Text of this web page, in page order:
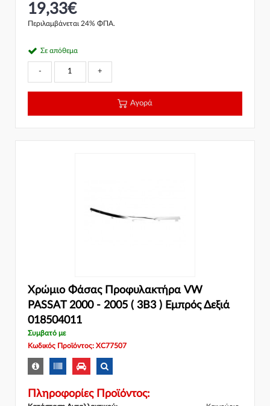
19,33€
Περιλαμβάνεται 24% ΦΠΑ.
Σε απόθεμα
- +
Αγορά
Χρώμιο Φάσας Προφυλακτήρα VW
PASSAT 2000 - 2005 ( 3B3 ) Εμπρός Δεξιά
018504011
Συμβατό με
Κωδικός Προϊόντος: XC77507
Πληροφορίες Προϊόντος: